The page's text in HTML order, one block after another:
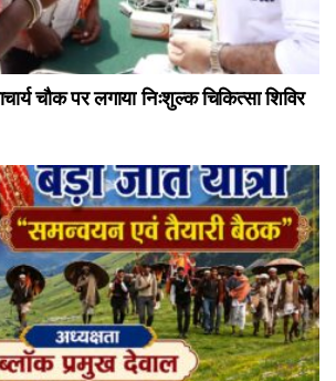
चौक पर लगाया निःशुल्क चिकित्सा शिविर